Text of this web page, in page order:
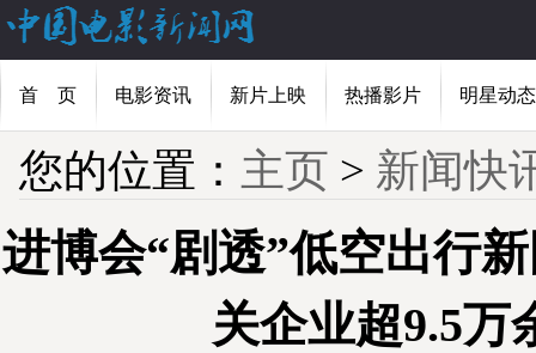
首 页 电影资讯 新片上映 热播影片 明星动态
您的位置： 主页 > 新闻快
进博会“剧透”低空出行
关企业超9.5万